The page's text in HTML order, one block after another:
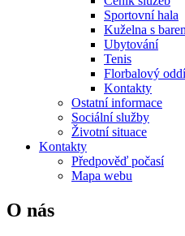
Sportovní hala
Kuželna s
Ubytování
Tenis
Florbalový
Kontakty
Ostatní informace
Sociální služby
Životní situace
Kontakty
Předpověď počasí
Mapa webu
O nás